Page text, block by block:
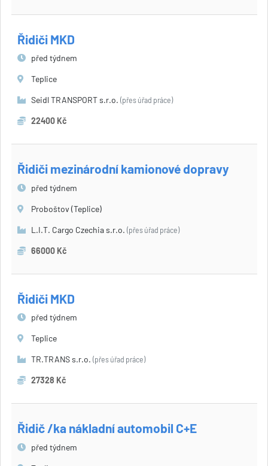
Řidiči MKD
před týdnem
Teplice
Seidl TRANSPORT s.r.o. (přes úřad práce)
22400 Kč
Řidiči mezinárodní kamionové dopravy
před týdnem
Proboštov (Teplice)
L.I.T. Cargo Czechia s.r.o. (přes úřad práce)
66000 Kč
Řidiči MKD
před týdnem
Teplice
TR.TRANS s.r.o. (přes úřad práce)
27328 Kč
Řidič /ka nákladní automobil C+E
před týdnem